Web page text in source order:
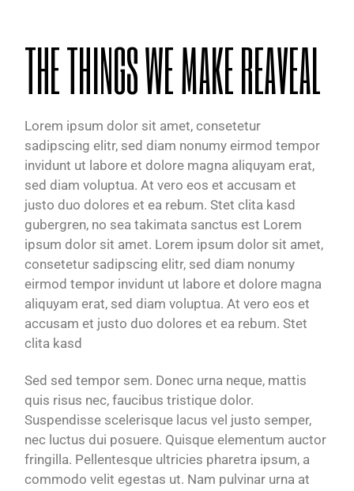
THE THINGS WE MAKE REAVEAL
Lorem ipsum dolor sit amet, consetetur
sadipscing elitr, sed diam nonumy eirmod tempor
invidunt ut labore et dolore magna aliquyam erat,
sed diam voluptua. At vero eos et accusam et
justo duo dolores et ea rebum. Stet clita kasd
gubergren, no sea takimata sanctus est Lorem
ipsum dolor sit amet. Lorem ipsum dolor sit amet,
consetetur sadipscing elitr, sed diam nonumy
eirmod tempor invidunt ut labore et dolore magna
aliquyam erat, sed diam voluptua. At vero eos et
accusam et justo duo dolores et ea rebum. Stet
clita kasd
Sed sed tempor sem. Donec urna neque, mattis
quis risus nec, faucibus tristique dolor.
Suspendisse scelerisque lacus vel justo semper,
nec luctus dui posuere. Quisque elementum auctor
fringilla. Pellentesque ultricies pharetra ipsum, a
commodo velit egestas ut. Nam pulvinar urna at